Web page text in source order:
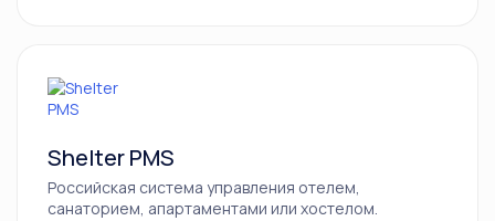
Shelter PMS
Российская система управления отелем,
санаторием, апартаментами или хостелом.